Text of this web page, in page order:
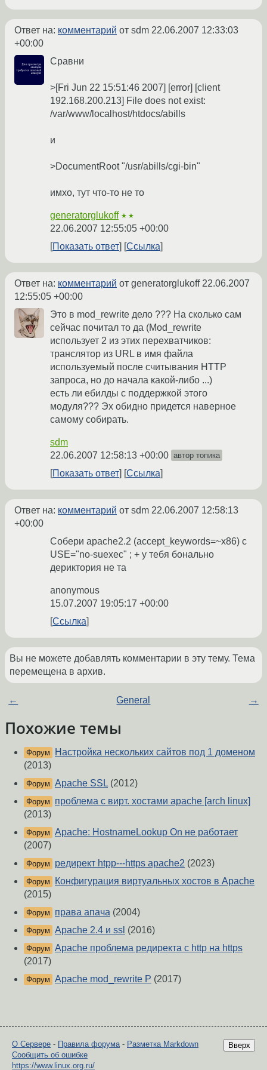
Ответ на: комментарий от sdm 22.06.2007 12:33:03
+00:00
Сравни
>[Fri Jun 22 15:51:46 2007] [error] [client
192.168.200.213] File does not exist:
/var/www/localhost/htdocs/abills
и
>DocumentRoot "/usr/abills/cgi-bin"
имхо, тут что-то не то
generatorglukoff ★★
22.06.2007 12:55:05 +00:00
Показать ответ
Ссылка
Ответ на: комментарий от generatorglukoff22.06.2007
12:55:05 +00:00
Это в mod_rewrite дело ??? На сколько сам
сейчас почитал то да (Mod_rewrite
использует 2 из этих перехватчиков:
транслятор из URL в имя файла
используемый после считывания HTTP
запроса, но до начала какой-либо ...)
есть ли ебилды с поддержкой этого
модуля??? Эх обидно придется наверное
самому собирать.
sdm
22.06.2007 12:58:13 +00:00 автор топика
Показать ответ Ссылка
Ответ на: комментарий от sdm 22.06.2007 12:58:13
+00:00
Собери apache2.2 (accept_keywords=~x86) с
USE="no-suexec" ; + у тебя бонально
дериктория не та
anonymous
15.07.2007 19:05:17 +00:00
Ссылка
Вы не можете добавлять комментарии в эту тему. Тема
перемещена в архив.
← General →
Похожие темы
Форум
Настройка нескольких сайтов под 1 доменом
(2013)
Форум Apache SSL (2012)
Форум
проблема с вирт. хостами apache [arch linux]
(2013)
Форум Apache: HostnameLookup On не работает
(2007)
Форум редирект htpp---https apache2 (2023)
Форум
Конфигурация виртуальных хостов в Apache
(2015)
Форум права апача (2004)
Форум Apache 2.4 и ssl (2016)
Форум Apache проблема редиректа с http на https
(2017)
Форум Apache mod_rewrite P (2017)
Вверх
О Сервере - Правила форума- Разметка Markdown
Сообщить об ошибке
https://www.linux.org.ru/